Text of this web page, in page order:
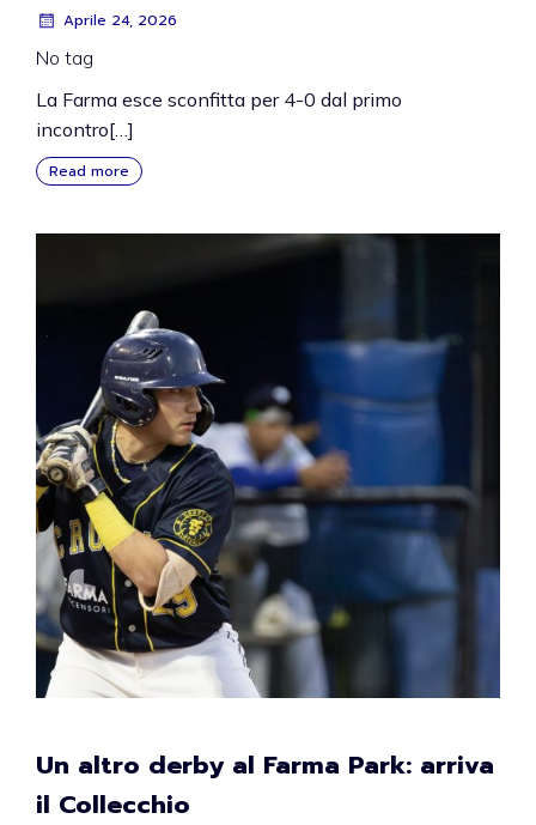
Aprile 24, 2026
No tag
La Farma esce sconfitta per 4-0 dal primo
incontro[…]
Read more
Un altro derby al Farma Park: arriva
il Collecchio